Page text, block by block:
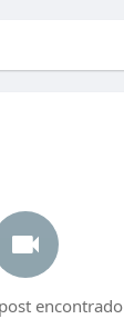
encontrado